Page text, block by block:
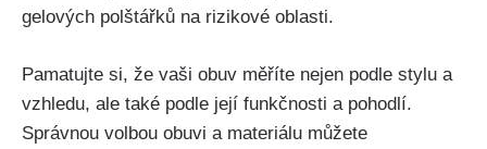
gelových polštářků na rizikové oblasti.
Pamatujte​ si, že vaši obuv měříte nejen podle stylu‌ a
vzhledu, ​ale také podle ⁢její funkčnosti a pohodlí.
⁤Správnou volbou obuvi a ⁤materiálu můžete